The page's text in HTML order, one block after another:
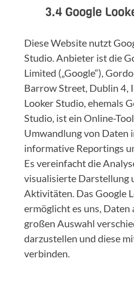
3.4 Google
Diese Website nutzt
Studio. Anbieter ist die
Limited („Google“),
Barrow Street, Dublin 4,
Looker Studio, ehemals
Studio, ist ein Online-
Umwandlung von Daten
informative Reportings
Es vereinfacht die
visualisierte Darstellung
Aktivitäten. Das Google
ermöglicht es uns, Daten
großen Auswahl
darzustellen und diese
verbinden.